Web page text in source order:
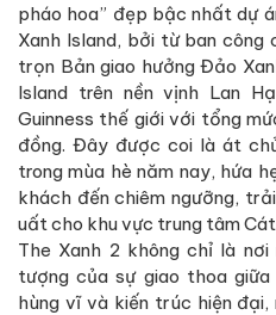
pháo hoa” đẹp bậc nhất dự
Xanh Island, bởi từ ban
trọn Bản giao hưởng Đảo
Island trên nền vịnh Lan
Guinness thế giới với tổng
đồng. Đây được coi là át
trong mùa hè năm nay, hứa
khách đến chiêm ngưỡng,
uất cho khu vực trung tâm
The Xanh 2 không chỉ là
tượng của sự giao thoa
hùng vĩ và kiến trúc hiện